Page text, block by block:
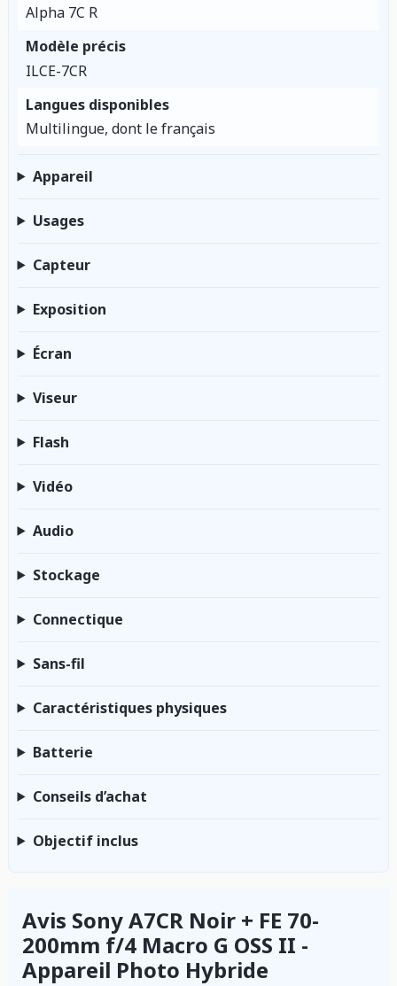
Alpha 7C R
Modèle précis
ILCE-7CR
Langues disponibles
Multilingue, dont le français
Appareil
Usages
Capteur
Exposition
Écran
Viseur
Flash
Vidéo
Audio
Stockage
Connectique
Sans-fil
Caractéristiques physiques
Batterie
Conseils d’achat
Objectif inclus
Avis Sony A7CR Noir + FE 70-
200mm f/4 Macro G OSS II -
Appareil Photo Hybride